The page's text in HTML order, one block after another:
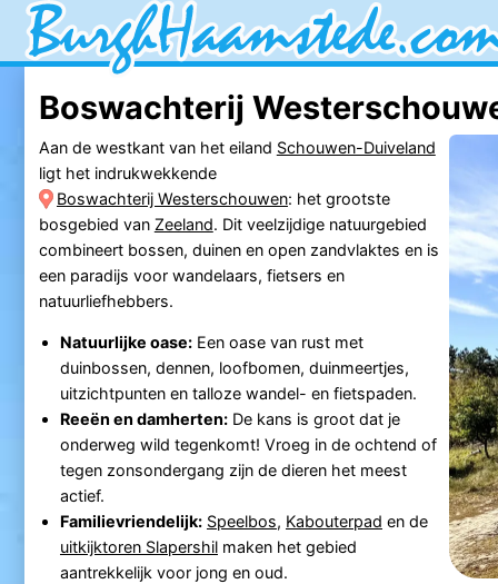
Boswachterij
Aan de westkant van het eiland Schouwen-Duiveland
ligt het indrukwekkende
Boswachterij Westerschouwen: het grootste
bosgebied van Zeeland. Dit veelzijdige natuurgebied
combineert bossen, duinen en open zandvlaktes en is
een paradijs voor wandelaars, fietsers en
natuurliefhebbers.
Natuurlijke oase:Een oase van rust met
duinbossen, dennen, loofbomen, duinmeertjes,
uitzichtpunten en talloze wandel- en fietspaden.
Reeën en damherten:De kans is groot dat je
onderweg wild tegenkomt! Vroeg in de ochtend of
tegen zonsondergang zijn de dieren het meest
actief.
Familievriendelijk: Speelbos, Kabouterpad en de
uitkijktoren Slapershilmaken het gebied
aantrekkelijk voor jong en oud.